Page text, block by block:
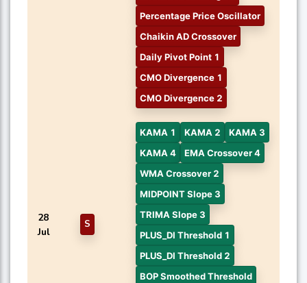
Percentage Price Oscillator
Chaikin AD Crossover
Daily Pivot Point 1
CMO Divergence 1
CMO Divergence 2
28
Jul
S
KAMA 1 KAMA 2
KAMA 3
KAMA 4
EMA Crossover 4
WMA Crossover 2
MIDPOINT Slope 3
TRIMA Slope 3
PLUS_DI Threshold 1
PLUS_DI Threshold 2
BOP Smoothed Threshold